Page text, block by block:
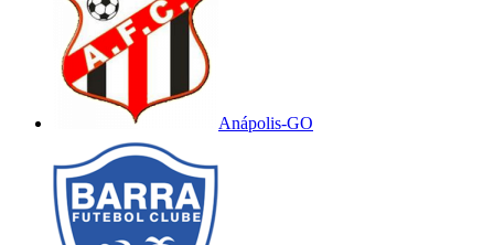
Anápolis-GO